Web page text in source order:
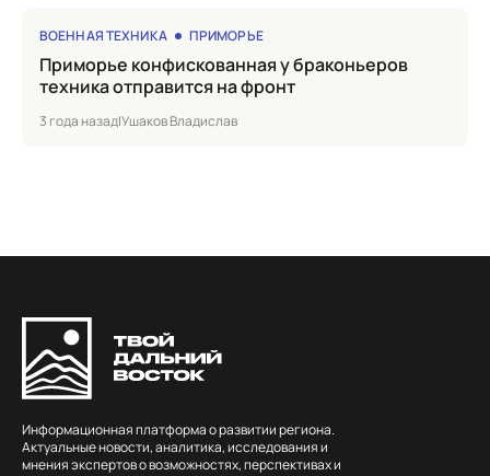
ВОЕННАЯ ТЕХНИКА ПРИМОРЬЕ
Приморье конфискованная у браконьеров
техника отправится на фронт
3 года назад|Ушаков Владислав
Информационная платформа о развитии региона.
Актуальные новости, аналитика, исследования и
мнения экспертов о возможностях, перспективах и